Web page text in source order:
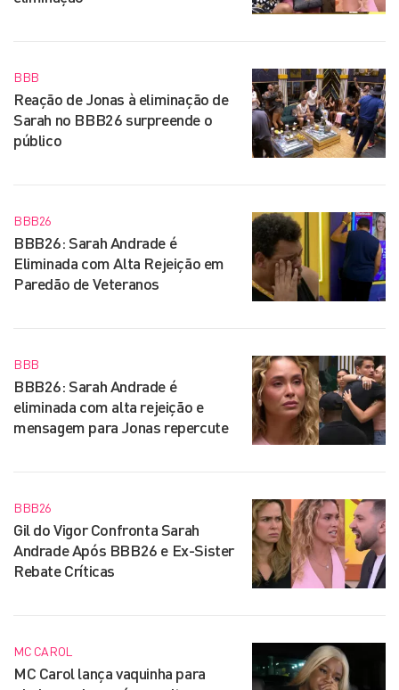
BBB
Reação de Jonas à eliminação de
Sarah no BBB26 surpreende o
público
BBB26
BBB26: Sarah Andrade é
Eliminada com Alta Rejeição em
Paredão de Veteranos
BBB
BBB26: Sarah Andrade é
eliminada com alta rejeição e
mensagem para Jonas repercute
BBB26
Gil do Vigor Confronta Sarah
Andrade Após BBB26 e Ex-Sister
Rebate Críticas
MC CAROL
MC Carol lança vaquinha para